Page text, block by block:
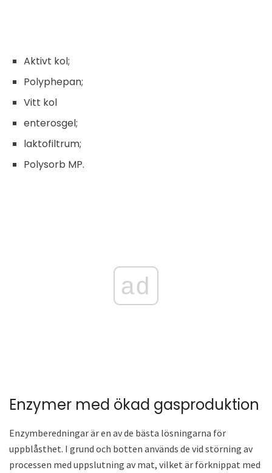
Aktivt kol;
Polyphepan;
Vitt kol
enterosgel;
laktofiltrum;
Polysorb MP.
ad
Enzymer med ökad gasproduktion
Enzymberedningar är en av de bästa lösningarna för
uppblåsthet. I grund och botten används de vid störning av
processen med uppslutning av mat, vilket är förknippat med